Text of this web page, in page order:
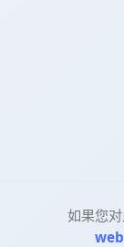
如果您